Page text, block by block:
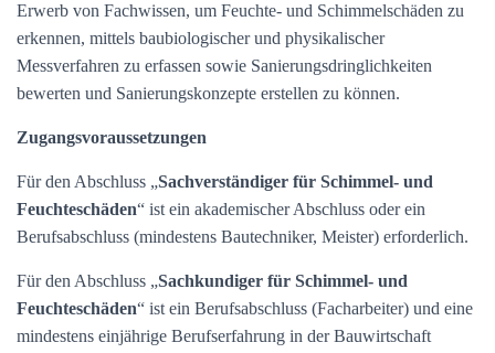
Erwerb von Fachwissen, um Feuchte- und Schimmelschäden zu
erkennen, mittels baubiologischer und physikalischer
Messverfahren zu erfassen sowie Sanierungsdringlichkeiten
bewerten und Sanierungskonzepte erstellen zu können.
Zugangsvoraussetzungen
Für den Abschluss „Sachverständiger für Schimmel- und
Feuchteschäden“ ist ein akademischer Abschluss oder ein
Berufsabschluss (mindestens Bautechniker, Meister) erforderlich.
Für den Abschluss „Sachkundiger für Schimmel- und
Feuchteschäden“ ist ein Berufsabschluss (Facharbeiter) und eine
mindestens einjährige Berufserfahrung in der Bauwirtschaft